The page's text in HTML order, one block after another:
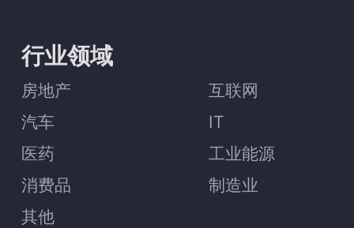
行业领域
房地产
互联网
汽车
IT
医药
工业能源
消费品
制造业
其他